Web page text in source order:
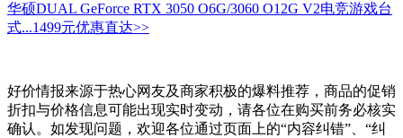
华硕DUAL GeForce RTX 3050 O6G/3060 O12G V2电竞游戏台
式...1499元优惠直达>>
好价情报来源于热心网友及商家积极的爆料推荐，商品的促销
折扣与价格信息可能出现实时变动，请各位在购买前务必核实
确认。如发现问题，欢迎各位通过页面上的“内容纠错”、“纠